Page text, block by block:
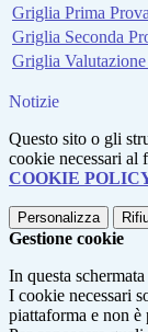
Griglia Prima Prova
Griglia Seconda
Griglia
Notizie
Questo sito o gli
cookie necessari al
COOKIE
Personalizza
Gestione cookie
In questa
I cookie necessari
piattaforma e non